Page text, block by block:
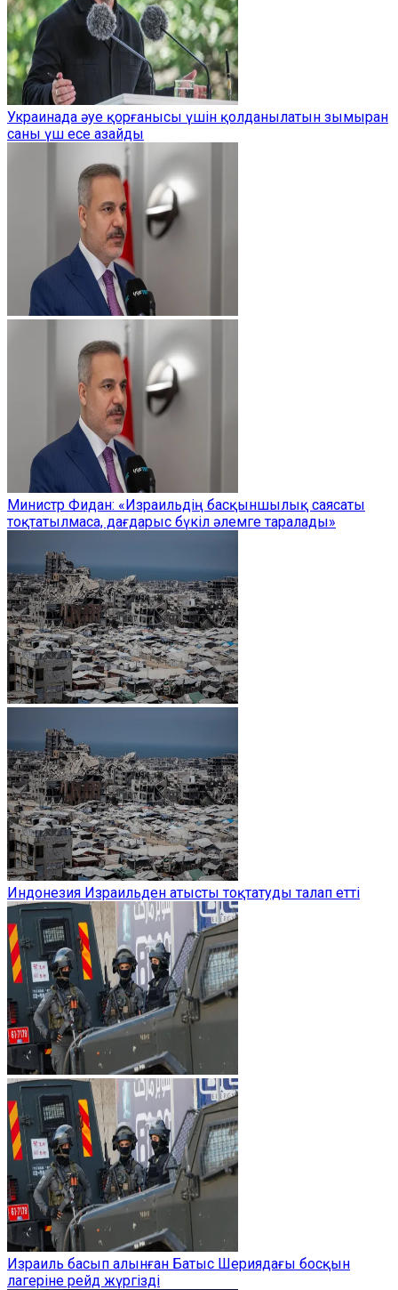
Украинада әуе қорғанысы үшін қолданылатын зымыран
саны үш есе азайды
Министр Фидан: «Израильдің басқыншылық саясаты
тоқтатылмаса, дағдарыс бүкіл әлемге таралады»
Индонезия Израильден атысты тоқтатуды талап етті
Израиль басып алынған Батыс Шериядағы босқын
лагеріне рейд жүргізді